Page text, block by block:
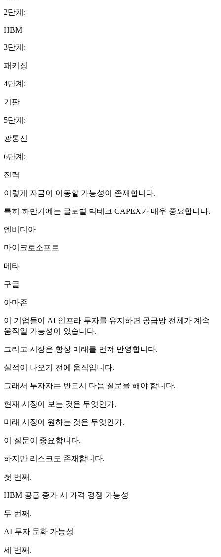
2단계:
HBM
3단계:
패키징
4단계:
기판
5단계:
광통신
6단계:
전력
이렇게 자금이 이동할 가능성이 존재합니다.
특히 하반기에는 글로벌 빅테크 CAPEX가 매우 중요합니다.
엔비디아
마이크로소프트
메타
구글
아마존
이 기업들이 AI 인프라 투자를 유지하면 공급망 전체가 계속
움직일 가능성이 있습니다.
그리고 시장은 항상 미래를 먼저 반영합니다.
실적이 나오기 전에 움직입니다.
그래서 투자자는 반드시 다음 질문을 해야 합니다.
현재 시장이 보는 것은 무엇인가.
미래 시장이 원하는 것은 무엇인가.
이 질문이 중요합니다.
하지만 리스크도 존재합니다.
첫 번째.
HBM 공급 증가 시 가격 경쟁 가능성
두 번째.
AI 투자 둔화 가능성
세 번째.